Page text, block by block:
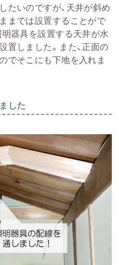
たいのですが、天井が斜め
までは設置することがで
明器具を設置する天井が水
置しました。また、正面の
でそこにも下地を入れま
した